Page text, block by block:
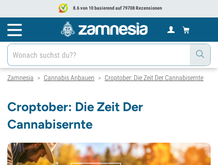
8.6 von 10 basierend auf 79708 Rezensionen
Zamnesia > Cannabis Anbauen > Croptober: Die Zeit Der Cannabisernte
Croptober: Die Zeit Der
Cannabisernte